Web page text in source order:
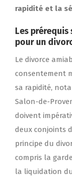
rapidité et la
Les
pour un
Le divorce
consentement
sa rapidité,
Salon-de-
doivent
deux conjoints
principe du
compris la
la liquidation